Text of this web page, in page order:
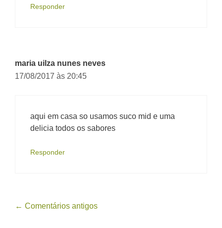
Responder
maria uilza nunes neves
17/08/2017 às 20:45
aqui em casa so usamos suco mid e uma
delicia todos os sabores
Responder
Navegação
← Comentários antigos